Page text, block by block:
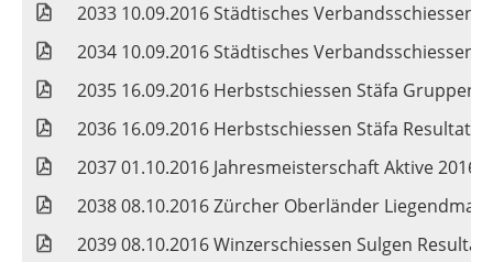
2033 10.09.2016 Städtisches Verbandsschiessen
2034 10.09.2016 Städtisches Verbandsschiessen
2035 16.09.2016 Herbstschiessen Stäfa
2036 16.09.2016 Herbstschiessen Stäfa Resultate
2037 01.10.2016 Jahresmeisterschaft Aktive 2016
2038 08.10.2016 Zürcher Oberländer
2039 08.10.2016 Winzerschiessen Sulgen